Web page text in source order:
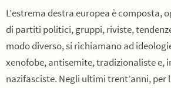
L’estrema destra europea è composta,
di partiti politici, gruppi, riviste,
modo diverso, si richiamano ad
xenofobe, antisemite, tradizionaliste e,
nazifasciste. Negli ultimi trent’anni, per